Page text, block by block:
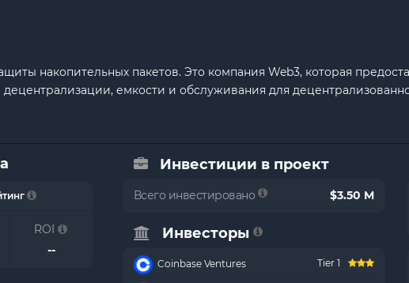
накопительных пакетов. Это компания Web3, которая
децентрализации, емкости и обслуживания для
ROI
--
Инвестиции в проект
Всего инвестировано $3.50 M
Инвесторы
Coinbase Ventures Tier 1